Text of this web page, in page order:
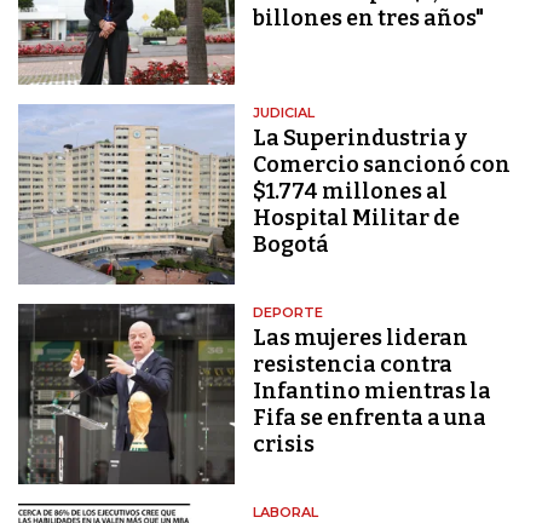
billones en tres años"
JUDICIAL
La Superindustria y
Comercio sancionó con
$1.774 millones al
Hospital Militar de
Bogotá
DEPORTE
Las mujeres lideran
resistencia contra
Infantino mientras la
Fifa se enfrenta a una
crisis
LABORAL